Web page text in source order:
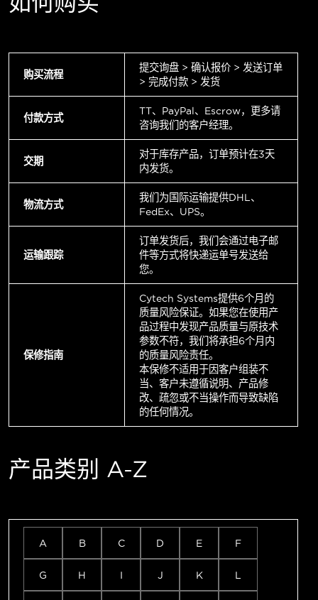
购买流程
提交询盘 > 确认报价 > 发送订单
> 完成付款 > 发货
付款方式
TT、PayPal、Escrow，更多请
咨询我们的客户经理。
交期
对于库存产品，订单预计在3天
内发货。
物流方式
我们为国际运输提供DHL、
FedEx、UPS。
运输跟踪
订单发货后，我们会通过电子邮
件等方式将快递运单号发送给
您。
保修指南
Cytech Systems提供6个月的
质量风险保证。如果您在使用产
品过程中发现产品质量与原技术
参数不符，我们将承担6个月内
的质量风险责任。
本保修不适用于因客户组装不
当、客户未遵循说明、产品修
改、疏忽或不当操作而导致缺陷
的任何情况。
产品类别 A-Z
A B C D E F
G H I J K L